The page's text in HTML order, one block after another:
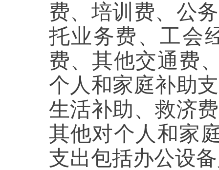
费、培训费、公
托业务费、工会
费、其他交通费
个人和家庭补助
生活补助、救济
其他对个人和家
支出包括办公设